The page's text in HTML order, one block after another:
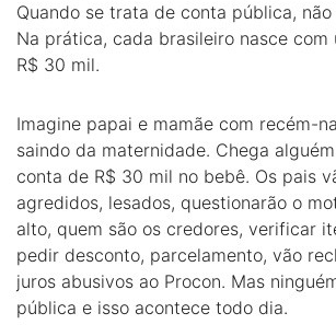
Quando se trata de conta pública, não
Na prática, cada brasileiro nasce com
R$ 30 mil.
Imagine papai e mamãe com recém-
saindo da maternidade. Chega
conta de R$ 30 mil no bebê. Os pais
agredidos, lesados, questionarão o
alto, quem são os credores, verificar
pedir desconto, parcelamento, vão
juros abusivos ao Procon. Mas
pública e isso acontece todo dia.